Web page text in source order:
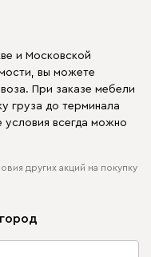
и Московской
вы можете
При заказе мебели
груза до терминала
всегда можно
других акций на покупку